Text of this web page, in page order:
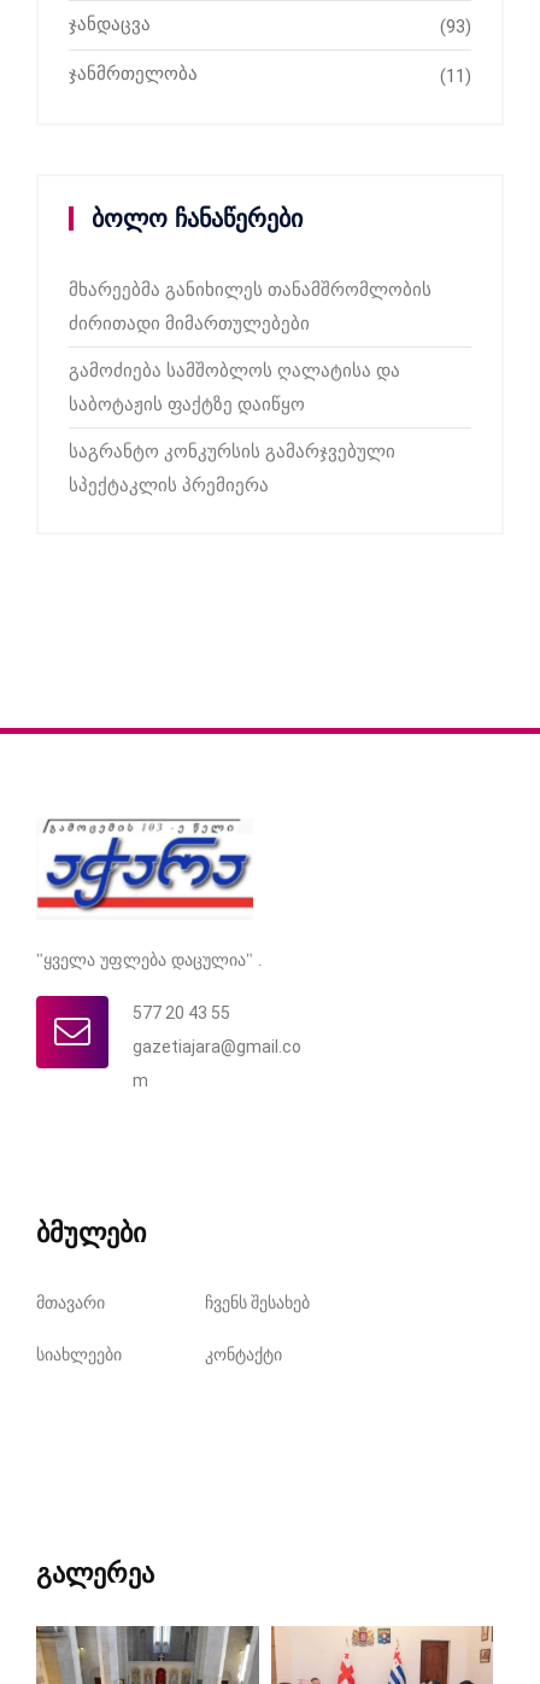
ჯანდაცვა (93)
ჯანმრთელობა (11)
ბოლო ჩანაწერები
მხარეებმა განიხილეს თანამშრომლობის
ძირითადი მიმართულებები
გამოძიება სამშობლოს ღალატისა და
საბოტაჟის ფაქტზე დაიწყო
საგრანტო კონკურსის გამარჯვებული
სპექტაკლის პრემიერა
"ყველა უფლება დაცულია" .
577 20 43 55
gazetiajara@gmail.co
m
ბმულები
მთავარი ჩვენს შესახებ
სიახლეები კონტაქტი
გალერეა